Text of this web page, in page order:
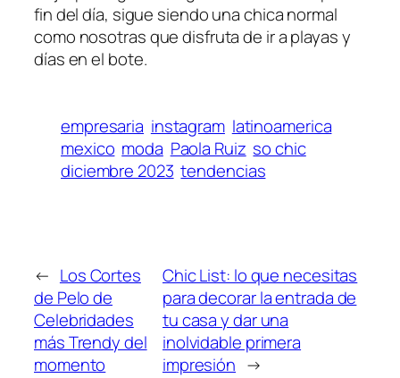
fin del día, sigue siendo una chica normal
como nosotras que disfruta de ir a playas y
días en el bote.
empresaria instagram latinoamerica
mexico moda Paola Ruiz so chic
diciembre 2023 tendencias
← Los Cortes
de Pelo de
Celebridades
más Trendy del
momento
Chic List: lo que necesitas
para decorar la entrada de
tu casa y dar una
inolvidable primera
impresión →